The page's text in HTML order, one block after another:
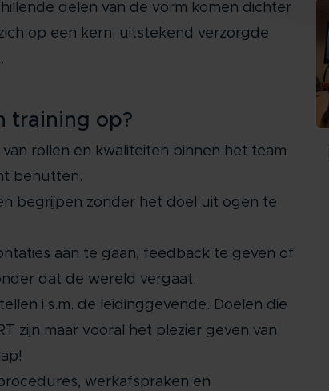
delen van de vorm komen dichter
op een kern: uitstekend verzorgde
training op?
rollen en kwaliteiten binnen het team
benutten.
begrijpen zonder het doel uit ogen te
aan te gaan, feedback te geven of
dat de wereld vergaat.
i.s.m. de leidinggevende. Doelen die
zijn maar vooral het plezier geven van
werkafspraken en